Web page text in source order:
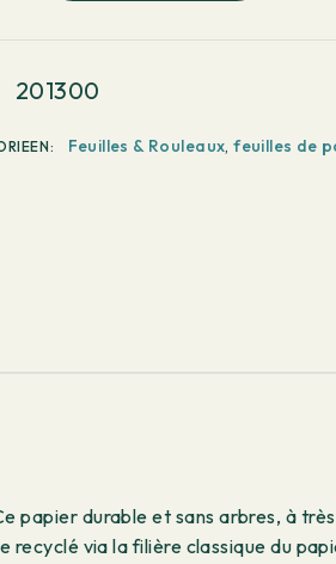
201300
Feuilles & Rouleaux,feuilles de
papier durable et sans arbres, à
via la filière classique du